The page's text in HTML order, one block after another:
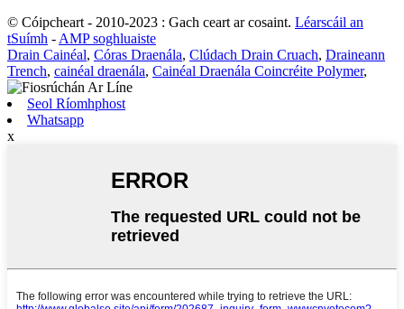
© Cóipcheart - 2010-2023 : Gach ceart ar cosaint. Léarscáil an
tSuímh - AMP soghluaiste
Drain Cainéal, Córas Draenála, Clúdach Drain Cruach, Draineann
Trench, cainéal draenála, Cainéal Draenála Coincréite Polymer,
Seol Ríomhphost
Whatsapp
x